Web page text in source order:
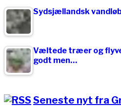
Sydsjællandsk
Væltede træer og
godt men…
Seneste nyt fra